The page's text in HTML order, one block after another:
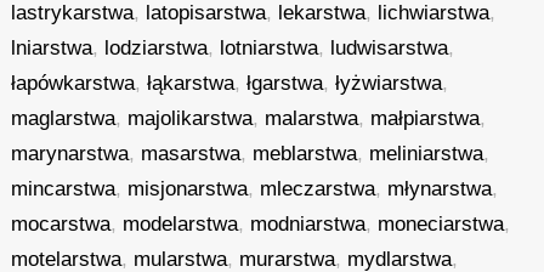
lastrykarstwa, latopisarstwa, lekarstwa, lichwiarstwa,
lniarstwa, lodziarstwa, lotniarstwa, ludwisarstwa,
łapówkarstwa,łąkarstwa,łgarstwa,łyżwiarstwa,
maglarstwa, majolikarstwa, malarstwa, małpiarstwa,
marynarstwa, masarstwa, meblarstwa, meliniarstwa,
mincarstwa, misjonarstwa, mleczarstwa, młynarstwa,
mocarstwa, modelarstwa, modniarstwa, moneciarstwa,
motelarstwa, mularstwa, murarstwa, mydlarstwa,